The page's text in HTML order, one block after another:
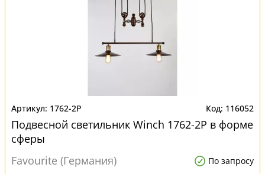
1762-2P 116052
Подвесной светильник Winch 1762-2P в форме
сферы
Favourite (Германия)
По запросу